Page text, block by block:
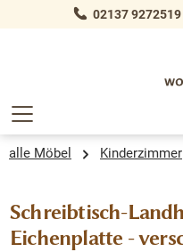
springen 02137 9272519
alle Möbel Kinderzimmer
Schreibtisch-
Eichenplatte -